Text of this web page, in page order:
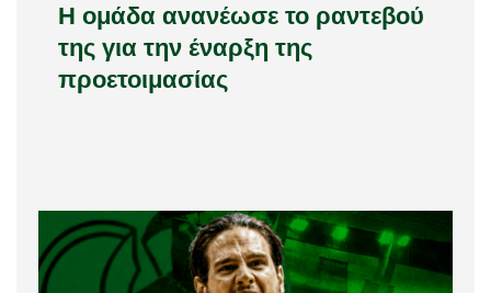
Η ομάδα ανανέωσε το ραντεβού
της για την έναρξη της
προετοιμασίας